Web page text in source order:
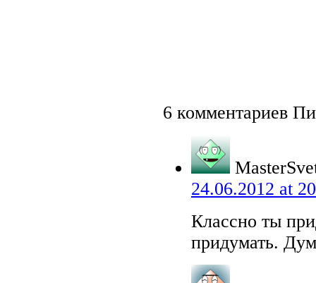
6 комментариев
24.06.2012 at
Классно ты
придумать.